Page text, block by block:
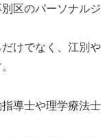
区のパーソナルジ
けでなく、江別や
導士や理学療法士